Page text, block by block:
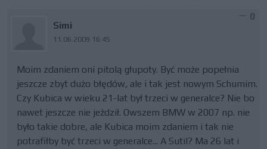
Simi
11.06.2009 16:45
0
Moim zdaniem oni pitolą głupoty. Być może popełnia
jeszcze zbyt dużo błędów, ale i tak jest nowym Schumim.
Czy Kubica w wieku 21-lat był trzeci w generalce? Nie bo
nawet jeszcze nie jeździł. Owszem BMW w 2007 np. nie
było takie dobre, ale Kubica moim zdaniem i tak nie
potrafiłby być trzeci w generalce... A Sutil? Ma 26 lat i